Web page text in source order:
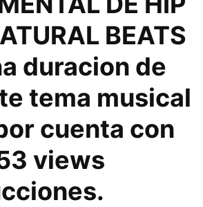
BEATS
duracion de
tema musical
cuenta con
views